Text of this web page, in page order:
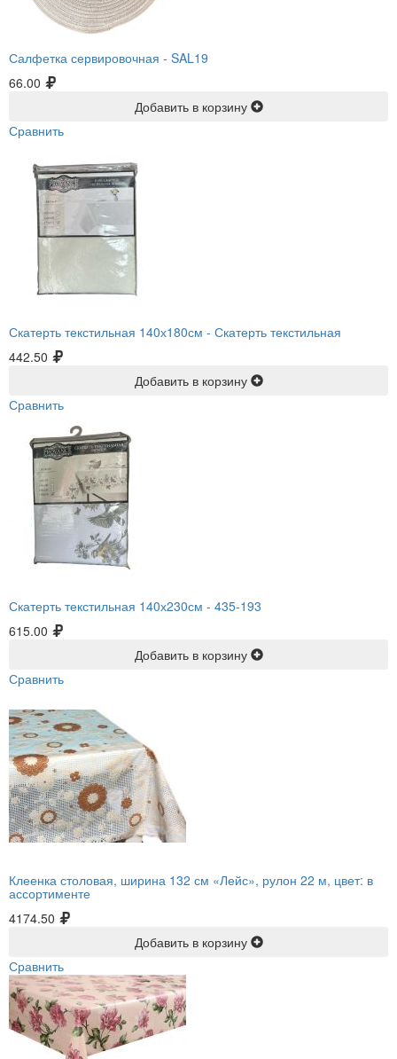
Салфетка сервировочная - SAL19
66.00
Добавить в корзину
Сравнить
Скатерть текстильная 140х180см - Скатерть текстильная
442.50
Добавить в корзину
Сравнить
Скатерть текстильная 140х230см - 435-193
615.00
Добавить в корзину
Сравнить
Клеенка столовая, ширина 132 см «Лейс», рулон 22 м, цвет: в
ассортименте
4174.50
Добавить в корзину
Сравнить